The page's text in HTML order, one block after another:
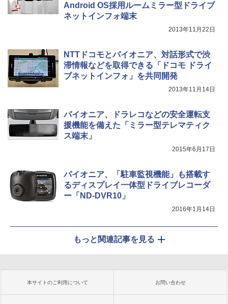
Android OS採用ルームミラー型ドライブ
ネットインフォ端末
2013年11月22日
NTTドコモとパイオニア、対話形式で渋
滞情報などを取得できる「ドコモ ドライ
ブネットインフォ」を共同開発
2013年11月14日
パイオニア、ドラレコなどの安全運転支
援機能を備えた「ミラー型テレマティク
ス端末」
2015年6月17日
パイオニア、「駐車監視機能」も搭載す
るディスプレイ一体型ドライブレコーダ
ー「ND-DVR10」
2016年1月14日
もっと関連記事を見る
本サイトのご利用について お問い合わせ